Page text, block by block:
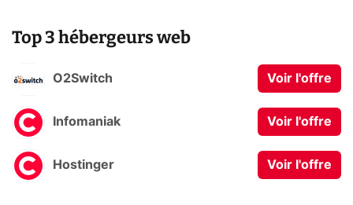
Top 3 hébergeurs web
O2Switch Voir l'offre
Infomaniak Voir l'offre
Hostinger Voir l'offre